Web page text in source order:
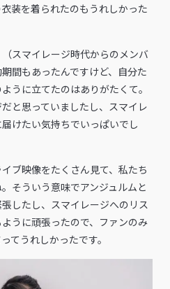
装を着られたのもうれしかった
スマイレージ時代からのメンバ
間もあったんですけど、自分た
うに立てたのはありがたくて。
と思っていましたし、スマイレ
けたい気持ちでいっぱいでし
ブ映像をたくさん見て、私たち
そういう意味でアンジュルムと
したし、スマイレージへのリス
うに頑張ったので、ファンのみ
てうれしかったです。